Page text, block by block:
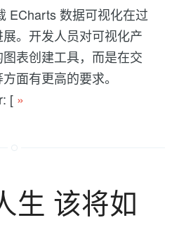
ECharts 数据可视化在过
。开发人员对可视化产
表创建工具，而是在交
面有更高的要求。
[ »
生 该将如